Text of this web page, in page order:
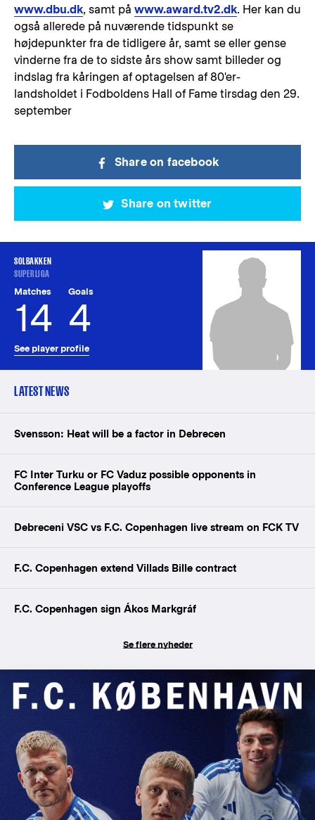
www.dbu.dk, samt på www.award.tv2.dk. Her kan du
også allerede på nuværende tidspunkt se
højdepunkter fra de tidligere år, samt se eller gense
vinderne fra de to sidste års show samt billeder og
indslag fra kåringen af optagelsen af 80'er-
landsholdet i Fodboldens Hall of Fame tirsdag den 29.
september
Share on facebook
Share on twitter
SOLBAKKEN
SUPERLIGA
Matches
14
Goals
4
See player profile
LATEST NEWS
Svensson: Heat will be a factor in Debrecen
FC Inter Turku or FC Vaduz possible opponents in
Conference League playoffs
Debreceni VSC vs F.C. Copenhagen live stream on FCK TV
F.C. Copenhagen extend Villads Bille contract
F.C. Copenhagen sign Ákos Markgráf
Se flere nyheder